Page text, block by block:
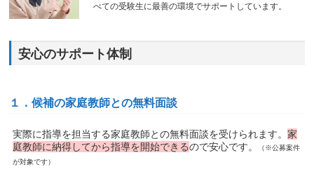
べての受験生に最善の環境でサポートしています。
安心のサポート体制
１．候補の家庭教師との無料面談
実際に指導を担当する家庭教師との無料面談を受けられます。家
庭教師に納得してから指導を開始できるので安心です。
（※公募案件
が対象です）